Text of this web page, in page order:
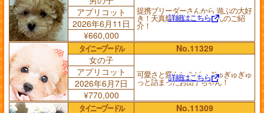
提携ブリーダーさんから 遊ぶの大好
き！天真爛漫な アプリくんのご紹
介！
詳細はこちら
アプリコット
2026年6月11日
¥660,000
タイニープードル
No.11329
女の子
可愛さと愛らしさが、 ぎゅぎゅぎゅ
っと詰まったお団子ちゃん！
詳細はこちら
アプリコット
2026年6月7日
¥770,000
タイニープードル
No.11309